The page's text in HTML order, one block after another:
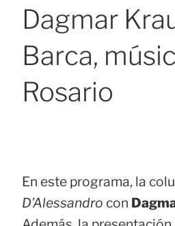
Dagmar
Barca,
Rosario
En este programa, la
D’Alessandro con